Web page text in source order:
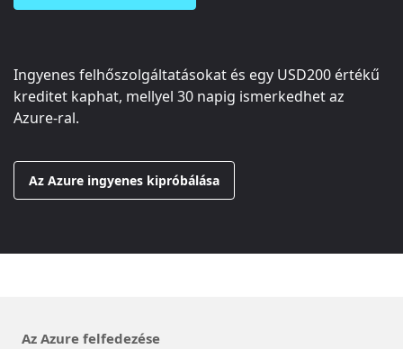
Ingyenes felhőszolgáltatásokat és egy USD200 értékű
kreditet kaphat, mellyel 30 napig ismerkedhet az
Azure-ral.
Az Azure ingyenes kipróbálása
Az Azure felfedezése